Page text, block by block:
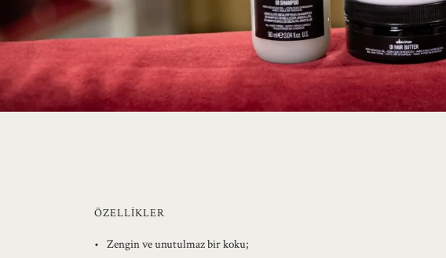
ÖZELLİKLER
Zengin ve unutulmaz bir koku;